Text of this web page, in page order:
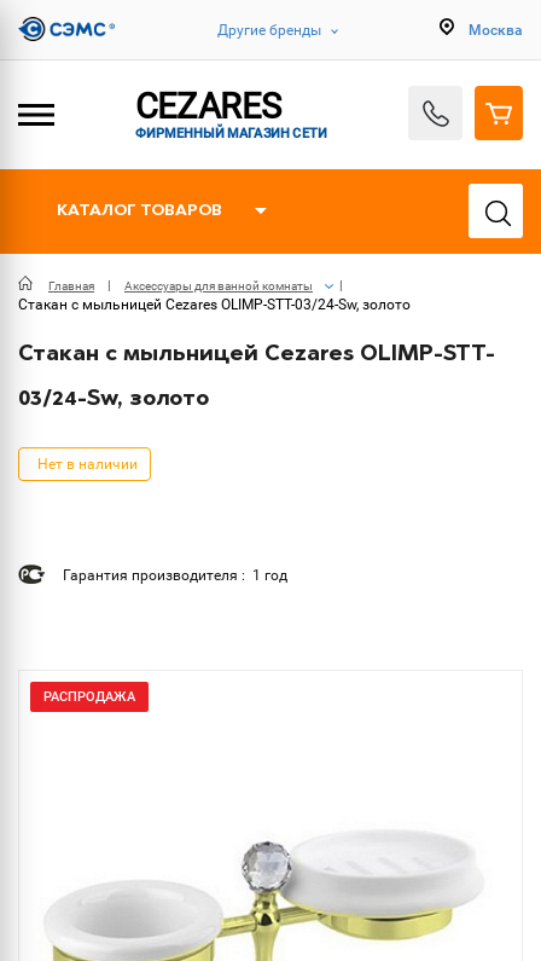
Другие бренды Москва
CEZARES
ФИРМЕННЫЙ МАГАЗИН СЕТИ
КАТАЛОГ ТОВАРОВ
Главная Аксессуары для ванной комнаты
Стакан с мыльницей Cezares OLIMP-STT-03/24-Sw, золото
Стакан с мыльницей Cezares OLIMP-STT-
03/24-Sw, золото
Нет в наличии
Гарантия производителя : 1 год
РАСПРОДАЖА